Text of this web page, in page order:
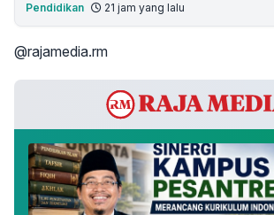
Pendidikan 21 jam yang lalu
@rajamedia.rm